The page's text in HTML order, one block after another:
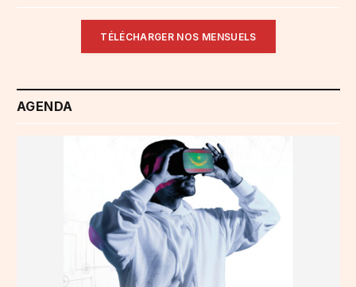
TÉLÉCHARGER NOS MENSUELS
AGENDA